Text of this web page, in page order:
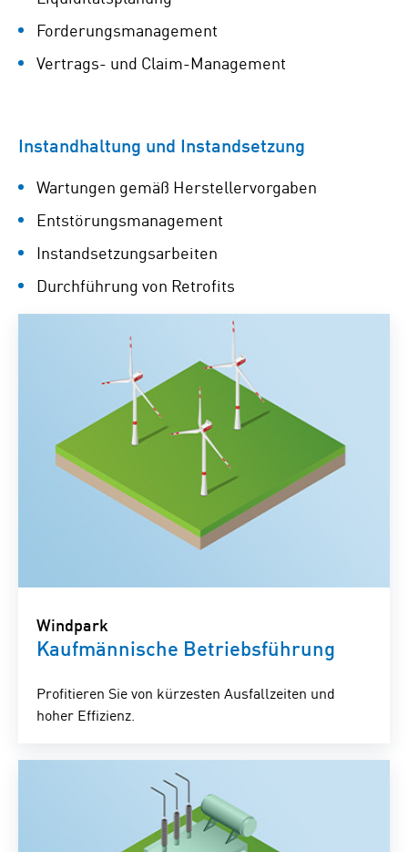
Forderungsmanagement
Vertrags- und Claim-Management
Instandhaltung und Instandsetzung
Wartungen gemäß Herstellervorgaben
Entstörungsmanagement
Instandsetzungsarbeiten
Durchführung von Retrofits
Windpark
Kaufmännische Betriebsführung
Profitieren Sie von kürzesten Ausfallzeiten und
hoher Effizienz.